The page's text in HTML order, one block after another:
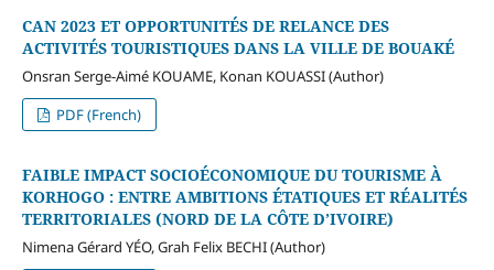
CAN 2023 ET OPPORTUNITÉS DE RELANCE DES
ACTIVITÉS TOURISTIQUES DANS LA VILLE DE BOUAKÉ
Onsran Serge-Aimé KOUAME, Konan KOUASSI (Author)
PDF (French)
FAIBLE IMPACT SOCIOÉCONOMIQUE DU TOURISME À
KORHOGO : ENTRE AMBITIONS ÉTATIQUES ET RÉALITÉS
TERRITORIALES (NORD DE LA CÔTE D’IVOIRE)
Nimena Gérard YÉO, Grah Felix BECHI (Author)